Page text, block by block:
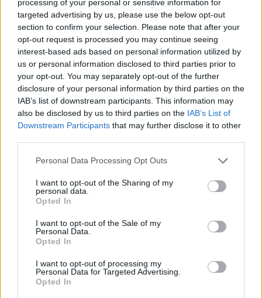
processing of your personal or sensitive information for
targeted advertising by us, please use the below opt-out
section to confirm your selection. Please note that after your
opt-out request is processed you may continue seeing
interest-based ads based on personal information utilized by
us or personal information disclosed to third parties prior to
your opt-out. You may separately opt-out of the further
disclosure of your personal information by third parties on the
IAB’s list of downstream participants. This information may
also be disclosed by us to third parties on the IAB’s List of
Downstream Participants that may further disclose it to other
Personal Data Processing Opt Outs
I want to opt-out of the Sharing of my
personal data.
Opted In
I want to opt-out of the Sale of my
Personal Data.
Opted In
I want to opt-out of processing my
Personal Data for Targeted Advertising.
Opted In
ogólnej?
Psychotesty
Powiedz nam, czy rozpoznajesz te 16
osób, a m...
Rozrywka
tego, ja...